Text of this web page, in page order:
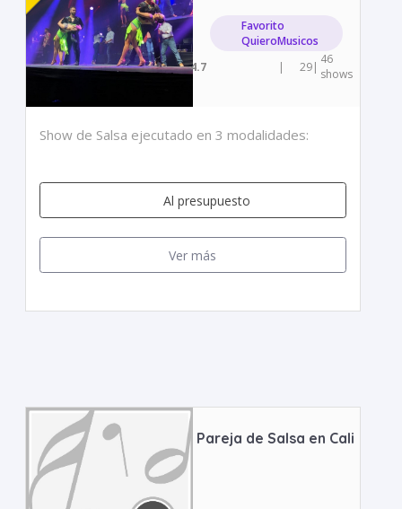
Favorito
QuieroMusicos
4.7
| 29| 46
shows
Show de Salsa ejecutado en 3 modalidades:
Al presupuesto
Ver más
Pareja de Salsa en Cali